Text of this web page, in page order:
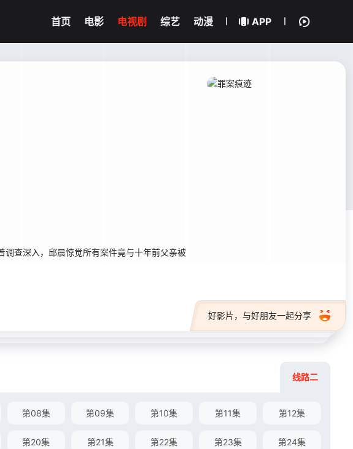
首页 电影 电视剧 综艺 动漫 APP
查深入，邱晨惊觉所有案件竟与十年前父亲被
好影片，与好朋友一起分享
线路二
第08集 第09集 第10集 第11集 第12集
第20集 第21集 第22集 第23集 第24集